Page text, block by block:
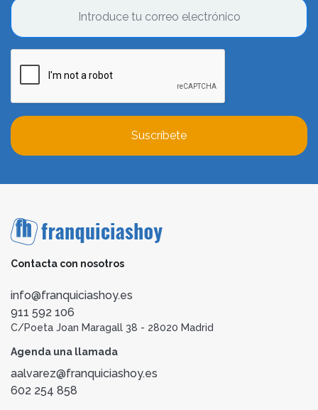
Suscríbete
Contacta con nosotros
info@franquiciashoy.es
911 592 106
C/Poeta Joan Maragall 38 - 28020 Madrid
Agenda una llamada
aalvarez@franquiciashoy.es
602 254 858